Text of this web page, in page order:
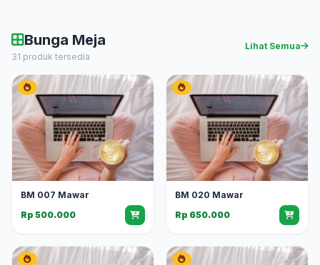
Bunga Meja
31 produk tersedia
Lihat Semua
BM 007 Mawar
Rp 500.000
BM 020 Mawar
Rp 650.000